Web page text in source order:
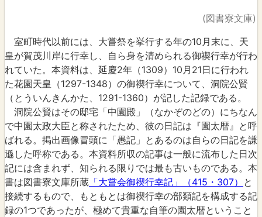
(図書寮文庫)
室町時代以前には、大嘗祭を挙行する年の10月末に、天
皇が賀茂川岸に行幸し、自ら身を清められる御禊行幸が行わ
れていた。本資料は、延慶2年（1309）10月21日に行われ
た花園天皇（1297-1348）の御禊行幸について、洞院公賢
（とういんきんかた、1291-1360）が記した記録である。
洞院公賢はその邸宅「中園殿」（なかぞのどの）にちなん
で中園太政大臣と称されたため、彼の日記は『園太暦』と呼
ばれる。掲出画像冒頭に「愚記」とあるのは自らの日記を謙
遜した呼称である。本資料所収の記事は一般に流布した日次
記には含まれず、知られる限りでは最も古いものである。本
書は図書寮文庫所蔵 「大嘗会御禊行幸記」（415・307） と
接続するもので、もともとは御禊行幸の部類記を構成する記
録の1つであったが、極めて貴重な自筆の園太暦ということ